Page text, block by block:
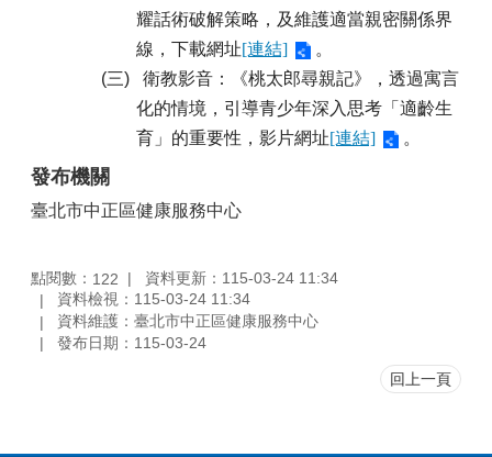
耀話術破解策略，及維護適當親密關係界
線，下載網址[連結]
。
(三)
衛教影音：《桃太郎尋親記》，透過寓言
化的情境，引導青少年深入思考「適齡生
育」的重要性，影片網址[連結] 。
發布機關
臺北市中正區健康服務中心
點閱數： 122
資料更新：115-03-24 11:34
資料檢視：115-03-24 11:34
資料維護：臺北市中正區健康服務中心
發布日期：115-03-24
回上一頁